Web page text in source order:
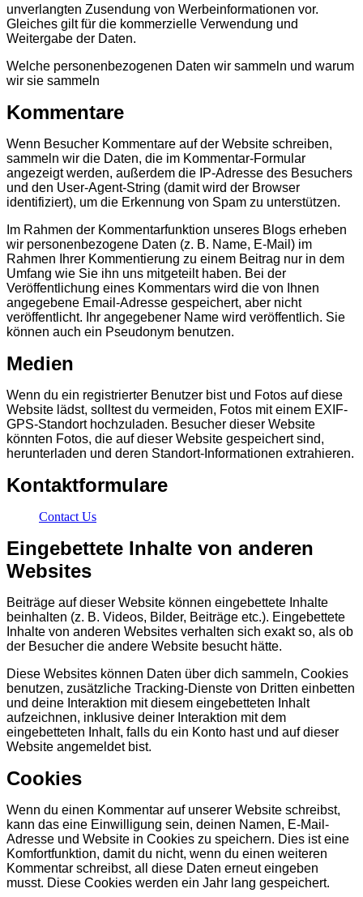
unverlangten Zusendung von Werbeinformationen vor.
Gleiches gilt für die kommerzielle Verwendung und
Weitergabe der Daten.
Welche personenbezogenen Daten wir sammeln und warum
wir sie sammeln
Kommentare
Wenn Besucher Kommentare auf der Website schreiben,
sammeln wir die Daten, die im Kommentar-Formular
angezeigt werden, außerdem die IP-Adresse des Besuchers
und den User-Agent-String (damit wird der Browser
identifiziert), um die Erkennung von Spam zu unterstützen.
Im Rahmen der Kommentarfunktion unseres Blogs erheben
wir personenbezogene Daten (z. B. Name, E-Mail) im
Rahmen Ihrer Kommentierung zu einem Beitrag nur in dem
Umfang wie Sie ihn uns mitgeteilt haben. Bei der
Veröffentlichung eines Kommentars wird die von Ihnen
angegebene Email-Adresse gespeichert, aber nicht
veröffentlicht. Ihr angegebener Name wird veröffentlich. Sie
können auch ein Pseudonym benutzen.
Medien
Wenn du ein registrierter Benutzer bist und Fotos auf diese
Website lädst, solltest du vermeiden, Fotos mit einem EXIF-
GPS-Standort hochzuladen. Besucher dieser Website
könnten Fotos, die auf dieser Website gespeichert sind,
herunterladen und deren Standort-Informationen extrahieren.
Kontaktformulare
Contact Us
Eingebettete Inhalte von anderen
Websites
Beiträge auf dieser Website können eingebettete Inhalte
beinhalten (z. B. Videos, Bilder, Beiträge etc.). Eingebettete
Inhalte von anderen Websites verhalten sich exakt so, als ob
der Besucher die andere Website besucht hätte.
Diese Websites können Daten über dich sammeln, Cookies
benutzen, zusätzliche Tracking-Dienste von Dritten einbetten
und deine Interaktion mit diesem eingebetteten Inhalt
aufzeichnen, inklusive deiner Interaktion mit dem
eingebetteten Inhalt, falls du ein Konto hast und auf dieser
Website angemeldet bist.
Cookies
Wenn du einen Kommentar auf unserer Website schreibst,
kann das eine Einwilligung sein, deinen Namen, E-Mail-
Adresse und Website in Cookies zu speichern. Dies ist eine
Komfortfunktion, damit du nicht, wenn du einen weiteren
Kommentar schreibst, all diese Daten erneut eingeben
musst. Diese Cookies werden ein Jahr lang gespeichert.